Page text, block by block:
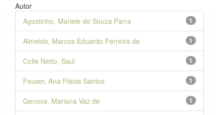
Autor
1
Agostinho, Mariele de Souza Parra
1
Almeida, Marcos Eduardo Ferreira de
1
Colle Netto, Saul
1
Feuser, Ana Flávia Santos
1
Genova, Mariana Vaz de